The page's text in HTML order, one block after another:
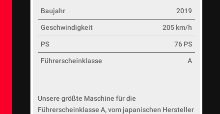
Baujahr 2019
Geschwindigkeit 205 km/h
PS 76 PS
Führerscheinklasse A
Unsere größte Maschine für die
Führerscheinklasse A, vom japanischen Hersteller